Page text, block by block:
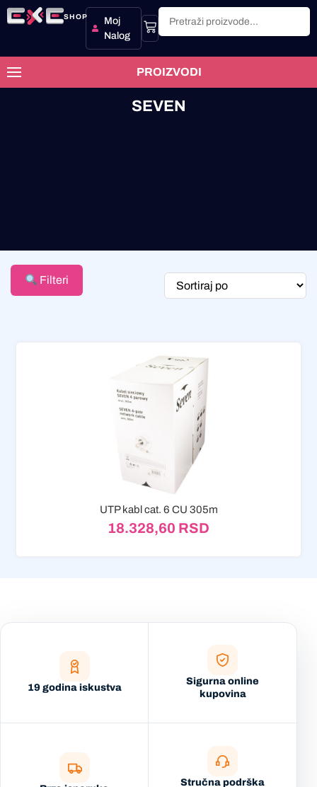
SHOP
Moj
Nalog
PROIZVODI
SEVEN
Filteri
UTP kabl cat. 6 CU 305m
18.328,60 RSD
19 godina iskustva
Sigurna online
kupovina
Stručna podrška